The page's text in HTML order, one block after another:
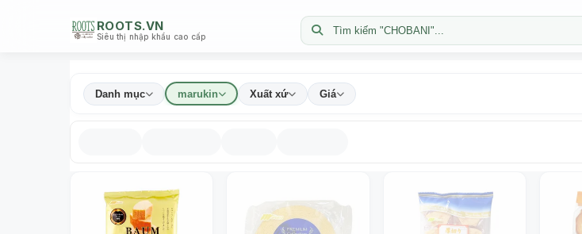
ROOTS.VN
Siêu thị nhập khẩu cao cấp
Tìm kiếm "CHOBANI"...
Danh mục marukin Xuất xứ Giá